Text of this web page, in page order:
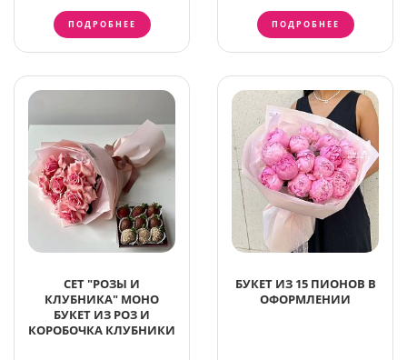
ПОДРОБНЕЕ ПОДРОБНЕЕ
СЕТ "РОЗЫ И
КЛУБНИКА" МОНО
БУКЕТ ИЗ РОЗ И
КОРОБОЧКА КЛУБНИКИ
БУКЕТ ИЗ 15 ПИОНОВ В
ОФОРМЛЕНИИ